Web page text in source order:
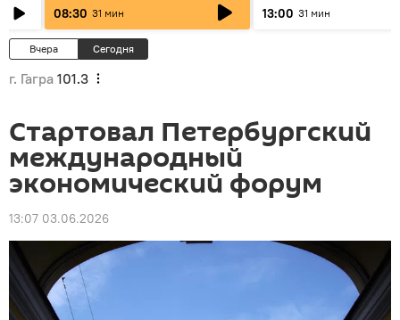
08:30 31 мин 13:00 31 мин
Вчера Сегодня
г. Гагра 101.3
Стартовал Петербургский
международный
экономический форум
13:07 03.06.2026